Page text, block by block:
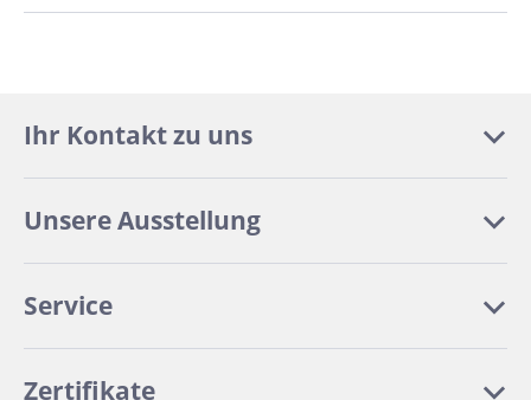
Ihr Kontakt zu uns
Unsere Ausstellung
Service
Zertifikate